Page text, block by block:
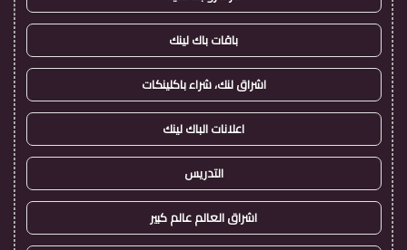
باقات باك لينك
اشراق لنك، شراء باكلينكات
اعلانات الباك لينك
التدريس
اشراق العالم عالم كبير